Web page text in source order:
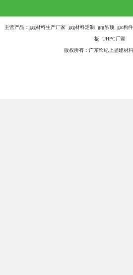
UHPC构件的特点：
1、UHPC强度高，抗冲击性好；
2、UHPC早起强度发挥快，后期强度高；